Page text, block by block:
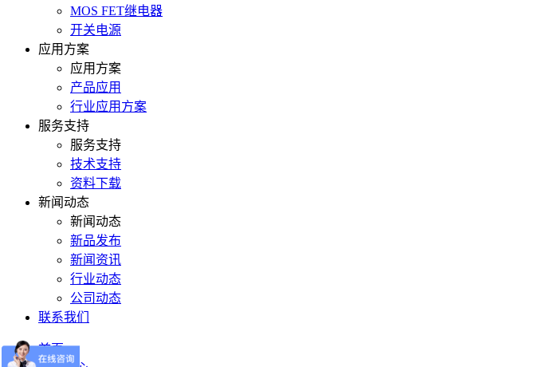
MOS FET继电器
开关电源
应用方案
应用方案
产品应用
行业应用方案
服务支持
服务支持
技术支持
资料下载
新闻动态
新闻动态
新品发布
新闻资讯
行业动态
公司动态
联系我们
首页